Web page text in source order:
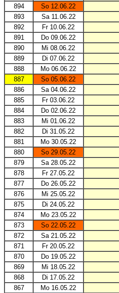
894
So 12.06.22
893
Sa 11.06.22
892
Fr 10.06.22
891
Do 09.06.22
890
Mi 08.06.22
889
Di 07.06.22
888
Mo 06.06.22
887
So 05.06.22
886
Sa 04.06.22
885
Fr 03.06.22
884
Do 02.06.22
883
Mi 01.06.22
882
Di 31.05.22
881
Mo 30.05.22
880
So 29.05.22
879
Sa 28.05.22
878
Fr 27.05.22
877
Do 26.05.22
876
Mi 25.05.22
875
Di 24.05.22
874
Mo 23.05.22
873
So 22.05.22
872
Sa 21.05.22
871
Fr 20.05.22
870
Do 19.05.22
869
Mi 18.05.22
868
Di 17.05.22
867
Mo 16.05.22